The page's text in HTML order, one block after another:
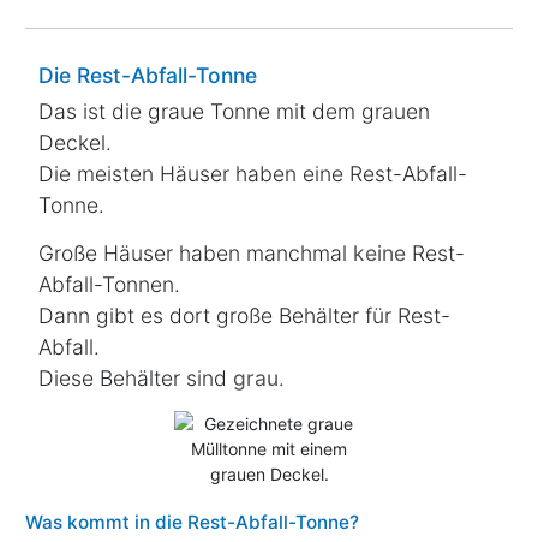
Die Rest-Abfall-Tonne
Das ist die graue Tonne mit dem grauen
Deckel.
Die meisten Häuser haben eine Rest-Abfall-
Tonne.
Große Häuser haben manchmal keineRest-
Abfall-Tonnen.
Dann gibt es dort große Behälter für Rest-
Abfall.
Diese Behälter sind grau.
Was kommt in die Rest-Abfall-Tonne?